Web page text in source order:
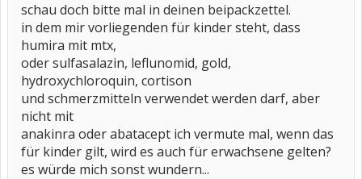
schau doch bitte mal in deinen beipackzettel.
in dem mir vorliegenden für kinder steht, dass
humira mit mtx,
oder sulfasalazin, leflunomid, gold,
hydroxychloroquin, cortison
und schmerzmitteln verwendet werden darf, aber
nicht mit
anakinra oder abatacept ich vermute mal, wenn das
für kinder gilt, wird es auch für erwachsene gelten?
es würde mich sonst wundern...